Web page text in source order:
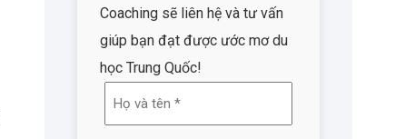
Coaching sẽ liên hệ và tư vấn
giúp bạn đạt được ước mơ du
học Trung Quốc!
Họ
và